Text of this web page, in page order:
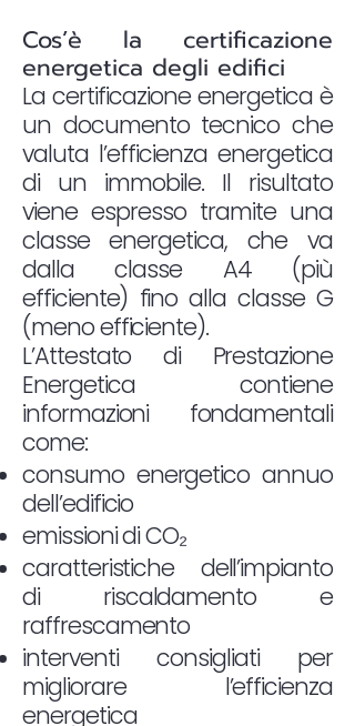
Cos’è la certificazione
energetica degli edifici
La certificazione energetica è
un documento tecnico che
valuta l’efficienza energetica
di un immobile. Il risultato
viene espresso tramite una
classe energetica, che va
dalla classe A4 (più
efficiente) fino alla classe G
(meno efficiente).
L’Attestato di Prestazione
Energetica contiene
informazioni fondamentali
come:
consumo energetico annuo
dell’edificio
emissioni di CO₂
caratteristiche dell’impianto
di riscaldamento e
raffrescamento
interventi consigliati per
migliorare l’efficienza
energetica